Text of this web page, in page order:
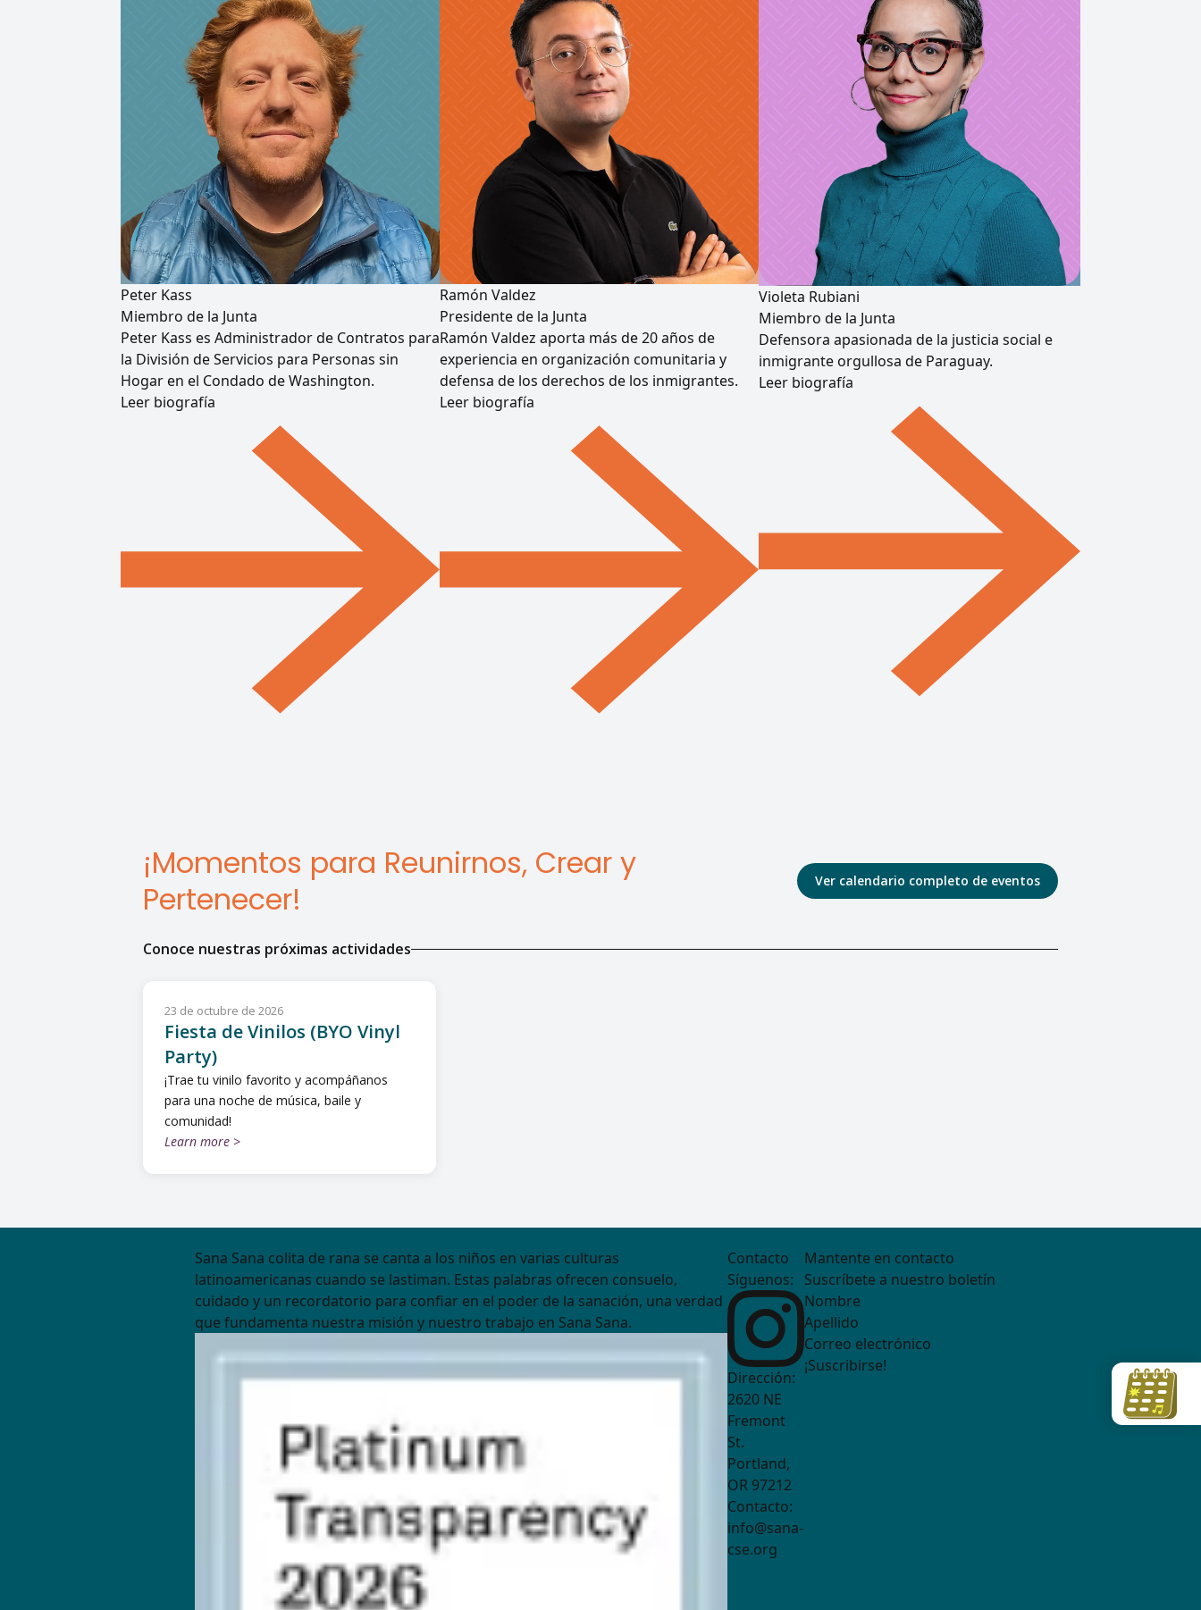
Peter Kass
Miembro de la Junta
Peter Kass es Administrador de Contratos para
la División de Servicios para Personas sin
Hogar en el Condado de Washington.
Leer biografía
Ramón Valdez
Presidente de la Junta
Ramón Valdez aporta más de 20 años de
experiencia en organización comunitaria y
defensa de los derechos de los inmigrantes.
Leer biografía
Violeta Rubiani
Miembro de la Junta
Defensora apasionada de la justicia social e
inmigrante orgullosa de Paraguay.
Leer biografía
¡Momentos para Reunirnos, Crear y
Pertenecer!
Ver calendario completo de eventos
Conoce nuestras próximas actividades
23 de octubre de 2026
Fiesta de Vinilos (BYO Vinyl
Party)
¡Trae tu vinilo favorito y acompáñanos
para una noche de música, baile y
comunidad!
Learn more >
Sana Sana colita de rana se canta a los niños en varias culturas
latinoamericanas cuando se lastiman. Estas palabras ofrecen consuelo,
cuidado y un recordatorio para confiar en el poder de la sanación, una verdad
que fundamenta nuestra misión y nuestro trabajo en Sana Sana.
Contacto
Síguenos:
Dirección:
2620 NE
Fremont
St.
Portland,
OR 97212
Contacto:
info@sana-
cse.org
Mantente en contacto
Suscríbete a nuestro boletín
¡Suscribirse!